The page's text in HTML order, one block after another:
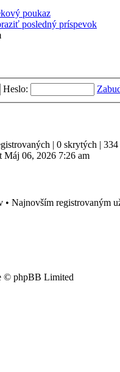
poukaz
posledný príspevok
Heslo:
| 0 skrytých |
Máj 06, 2026 7:26 am
• Najnovším registrovaným
© phpBB Limited